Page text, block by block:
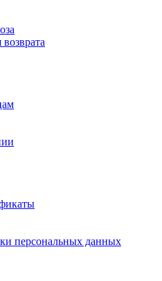
персональных данных